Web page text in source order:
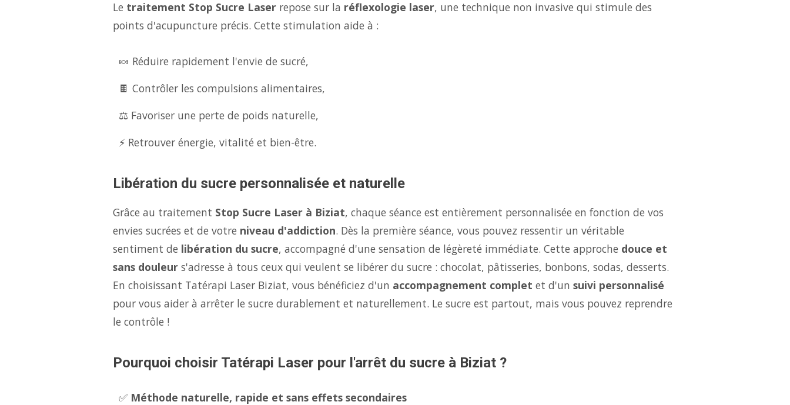
Le traitement Stop Sucre Laser repose sur la réflexologie laser, une technique non invasive qui stimule des
points d'acupuncture précis. Cette stimulation aide à :
🍬 Réduire rapidement l'envie de sucré,
🍫 Contrôler les compulsions alimentaires,
⚖️ Favoriser une perte de poids naturelle,
⚡ Retrouver énergie, vitalité et bien-être.
Libération du sucre personnalisée et naturelle
Grâce au traitement Stop Sucre Laser à Biziat, chaque séance est entièrement personnalisée en fonction de vos
envies sucrées et de votre niveau d'addiction. Dès la première séance, vous pouvez ressentir un véritable
sentiment de libération du sucre, accompagné d'une sensation de légèreté immédiate. Cette approche douce et
sans douleur s'adresse à tous ceux qui veulent se libérer du sucre : chocolat, pâtisseries, bonbons, sodas, desserts.
En choisissant Tatérapi Laser Biziat, vous bénéficiez d'un accompagnement complet et d'un suivi personnalisé
pour vous aider à arrêter le sucre durablement et naturellement. Le sucre est partout, mais vous pouvez reprendre
le contrôle !
Pourquoi choisir Tatérapi Laser pour l'arrêt du sucre à Biziat ?
✅ Méthode naturelle, rapide et sans effets secondaires